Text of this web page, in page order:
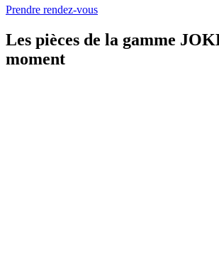
Prendre rendez-vous
Les pièces de la gamme
moment